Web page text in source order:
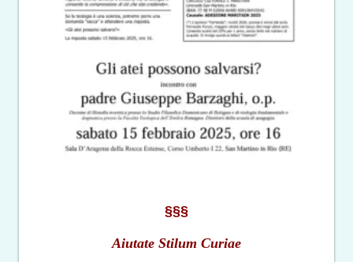
§§§
Aiutate Stilum Curiae